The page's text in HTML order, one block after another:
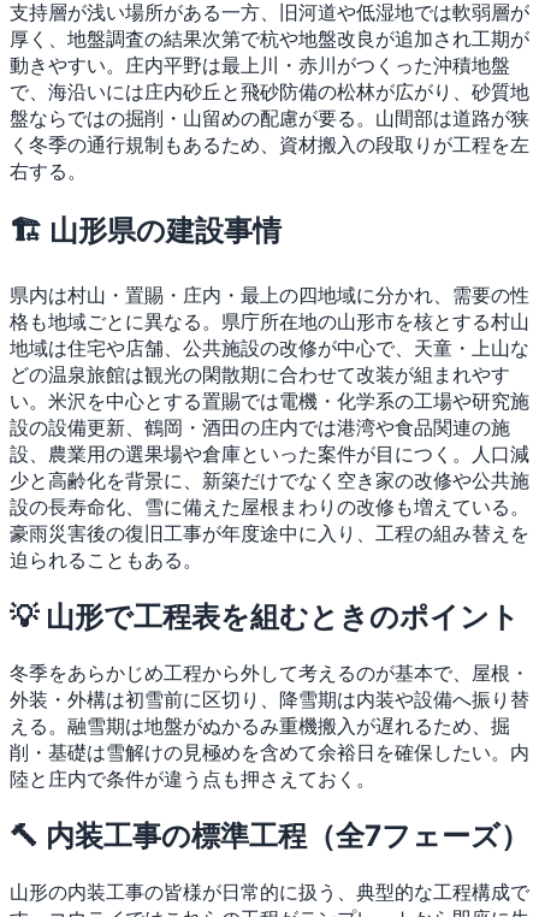
支持層が浅い場所がある一方、旧河道や低湿地では軟弱層が
厚く、地盤調査の結果次第で杭や地盤改良が追加され工期が
動きやすい。庄内平野は最上川・赤川がつくった沖積地盤
で、海沿いには庄内砂丘と飛砂防備の松林が広がり、砂質地
盤ならではの掘削・山留めの配慮が要る。山間部は道路が狭
く冬季の通行規制もあるため、資材搬入の段取りが工程を左
右する。
🏗 山形県の建設事情
県内は村山・置賜・庄内・最上の四地域に分かれ、需要の性
格も地域ごとに異なる。県庁所在地の山形市を核とする村山
地域は住宅や店舗、公共施設の改修が中心で、天童・上山な
どの温泉旅館は観光の閑散期に合わせて改装が組まれやす
い。米沢を中心とする置賜では電機・化学系の工場や研究施
設の設備更新、鶴岡・酒田の庄内では港湾や食品関連の施
設、農業用の選果場や倉庫といった案件が目につく。人口減
少と高齢化を背景に、新築だけでなく空き家の改修や公共施
設の長寿命化、雪に備えた屋根まわりの改修も増えている。
豪雨災害後の復旧工事が年度途中に入り、工程の組み替えを
迫られることもある。
💡 山形で工程表を組むときのポイント
冬季をあらかじめ工程から外して考えるのが基本で、屋根・
外装・外構は初雪前に区切り、降雪期は内装や設備へ振り替
える。融雪期は地盤がぬかるみ重機搬入が遅れるため、掘
削・基礎は雪解けの見極めを含めて余裕日を確保したい。内
陸と庄内で条件が違う点も押さえておく。
🔨 内装工事の標準工程（全7フェーズ）
山形の内装工事の皆様が日常的に扱う、典型的な工程構成で